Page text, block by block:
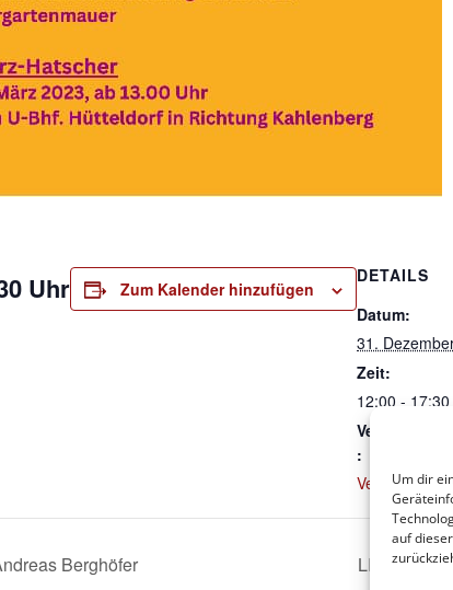
Um dir
auf
Uhr Zum Kalender hinzufügen
DETAILS
Datum:
31.
Zeit:
12:00 - 17:30
:
Veranstaltung
Berghöfer LIESING: